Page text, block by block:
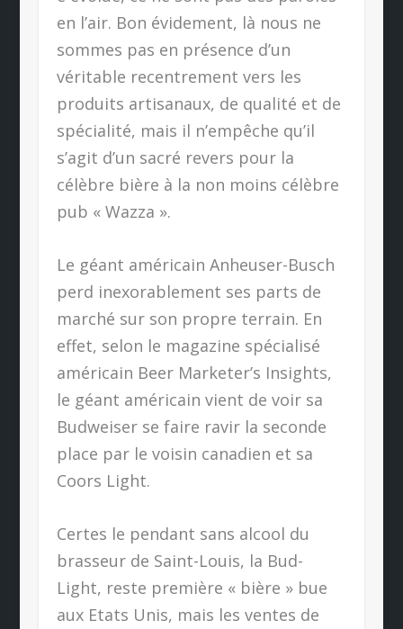
en l’air. Bon évidement, là nous ne
sommes pas en présence d’un
véritable recentrement vers les
produits artisanaux, de qualité et de
spécialité, mais il n’empêche qu’il
s’agit d’un sacré revers pour la
célèbre bière à la non moins célèbre
pub « Wazza ».
Le géant américain Anheuser-Busch
perd inexorablement ses parts de
marché sur son propre terrain. En
effet, selon le magazine spécialisé
américain Beer Marketer’s Insights,
le géant américain vient de voir sa
Budweiser se faire ravir la seconde
place par le voisin canadien et sa
Coors Light.
Certes le pendant sans alcool du
brasseur de Saint-Louis, la Bud-
Light, reste première « bière » bue
aux Etats Unis, mais les ventes de